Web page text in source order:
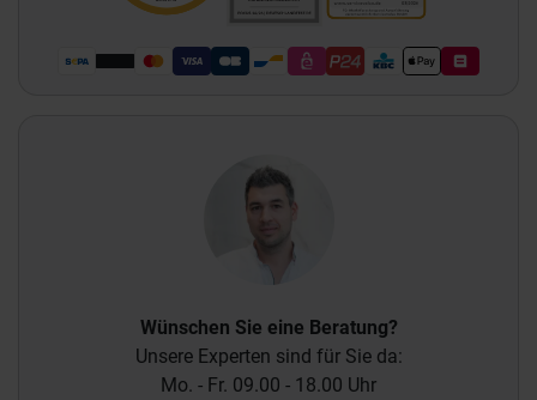
Wünschen Sie eine Beratung?
Unsere Experten sind für Sie da:
Mo. - Fr. 09.00 - 18.00 Uhr